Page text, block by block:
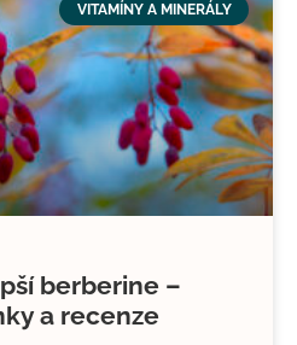
VITAMÍNY A MINERÁLY
berberine –
a recenze